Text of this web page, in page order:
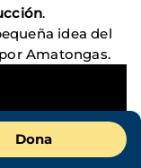
.
idea del
Amatongas.
Dona